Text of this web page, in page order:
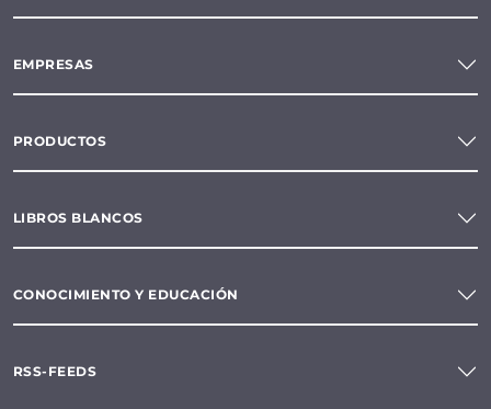
EMPRESAS
PRODUCTOS
LIBROS BLANCOS
CONOCIMIENTO Y EDUCACIÓN
RSS-FEEDS